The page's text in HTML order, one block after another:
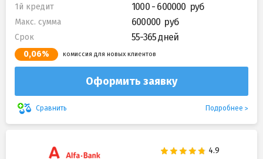
1й кредит 1000 - 600000
Макс. сумма 600000
Срок 55-365 дней
0,06% комиссия для новых клиентов
Оформить заявку
Сравнить Подробнее